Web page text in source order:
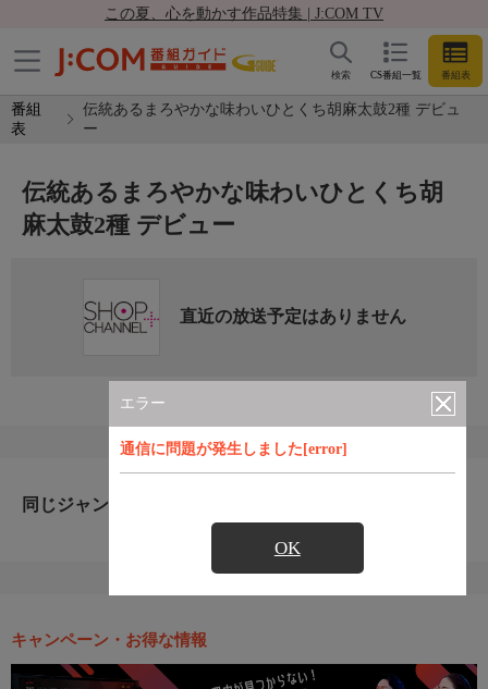
この夏、心を動かす作品特集 | J:COM TV
CS番組一覧 番組表
検索
番組
表
伝統あるまろやかな味わいひとくち胡麻太鼓2種 デビュ
ー
エラー
通信に問題が発生しました[error]
OK
伝統あるまろやかな味わいひとくち胡
麻太鼓2種 デビュー
直近の放送予定はありません
同じジャンルのおすすめ番組
キャンペーン・お得な情報